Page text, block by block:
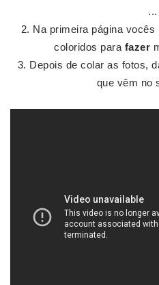
...
Na primeira página
coloridos para fazer
Depois de colar as fotos,
que vêm no